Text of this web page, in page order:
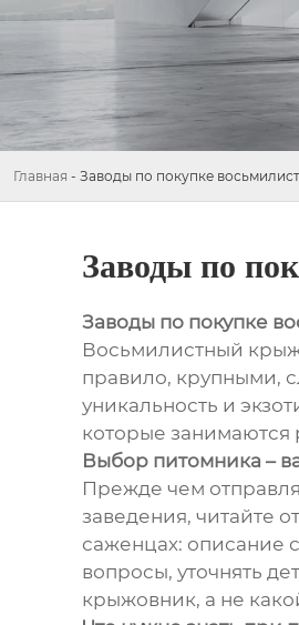
Главная - Заводы по покупке
Заводы по
Заводы по покупке
Восьмилистный
правило, крупными,
уникальность и
которые занимаются
Выбор питомника –
Прежде чем
заведения, читайте
саженцах: описание
вопросы, уточнять
крыжовник, а не